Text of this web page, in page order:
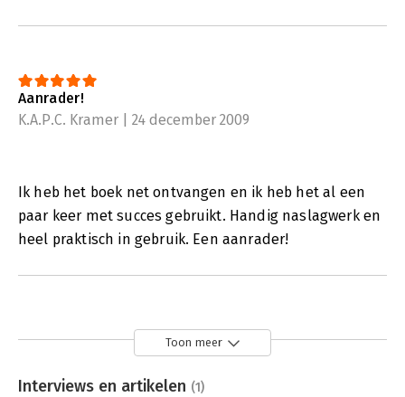
Aanrader!
K.A.P.C. Kramer | 24 december 2009
Ik heb het boek net ontvangen en ik heb het al een
paar keer met succes gebruikt. Handig naslagwerk en
heel praktisch in gebruik. Een aanrader!
Toon meer
Interviews en artikelen (1)